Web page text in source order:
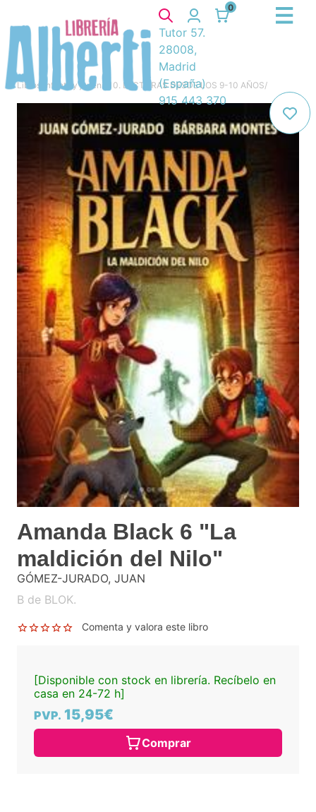
0
Tutor 57.
28008,
Madrid
(España)
915 443 370
Libros Infantil y juvenil 10. LECTURAS DESDE LOS 9-10 AÑOS/
Amanda Black 6 "La
maldición del Nilo"
GÓMEZ-JURADO, JUAN
B de BLOK.
Comenta y valora este libro
[Disponible con stock en librería. Recíbelo en
casa en 24-72 h]
PVP. 15,95€
Comprar